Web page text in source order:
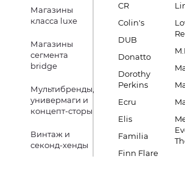
Магазины
класса luxe
Магазины
сегмента
bridge
Мультибренды,
универмаги и
концепт-сторы
Винтаж и
секонд-хенды
CR
Colin's
DUB
Donatto
Dorothy
Perkins
Ecru
Elis
Familia
Finn Flare